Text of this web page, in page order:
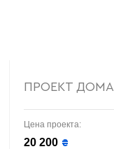
ПРОЕКТ ДОМА
Цена проекта:
20 200 ₴